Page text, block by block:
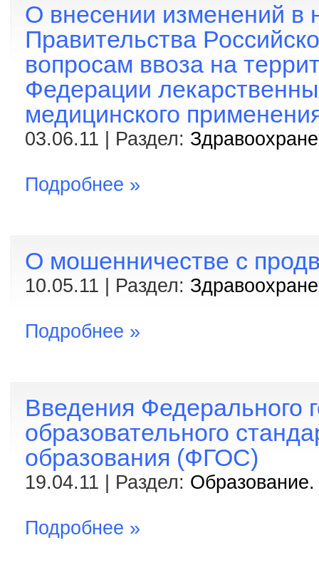
О внесении изменений в
Правительства
вопросам ввоза на
Федерации
медицинского
03.06.11 | Раздел:
Подробнее »
О мошенничестве с
10.05.11 | Раздел:
Подробнее »
Введения Федерального
образовательного
образования (ФГОС)
19.04.11 | Раздел:
Подробнее »